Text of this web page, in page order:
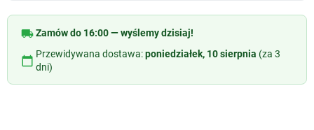
local_shippingZamów do 16:00 — wyślemy dzisiaj!
calendar_today
Przewidywana dostawa:poniedziałek, 10 sierpnia (za 3
dni)